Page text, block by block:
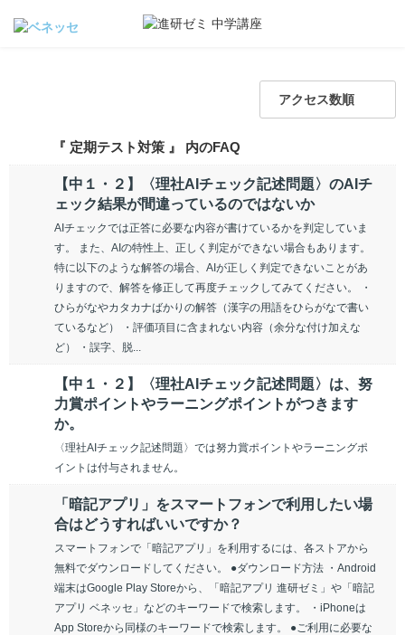
アクセス数順
『 定期テスト対策 』 内のFAQ
【中１・２】〈理社AIチェック記述問題〉のAIチ
ェック結果が間違っているのではないか
AIチェックでは正答に必要な内容が書けているかを判定していま
す。 また、AIの特性上、正しく判定ができない場合もあります。
特に以下のような解答の場合、AIが正しく判定できないことがあ
りますので、解答を修正して再度チェックしてみてください。 ・
ひらがなやカタカナばかりの解答（漢字の用語をひらがなで書い
ているなど） ・評価項目に含まれない内容（余分な付け加えな
ど） ・誤字、脱...
【中１・２】〈理社AIチェック記述問題〉は、努
力賞ポイントやラーニングポイントがつきます
か。
〈理社AIチェック記述問題〉では努力賞ポイントやラーニングポ
イントは付与されません。
「暗記アプリ」をスマートフォンで利用したい場
合はどうすればいいですか？
スマートフォンで「暗記アプリ」を利用するには、各ストアから
無料でダウンロードしてください。 ●ダウンロード方法 ・Android
端末はGoogle Play Storeから、「暗記アプリ 進研ゼミ」や「暗記
アプリ ベネッセ」などのキーワードで検索します。 ・iPhoneは
App Storeから同様のキーワードで検索します。 ●ご利用に必要な